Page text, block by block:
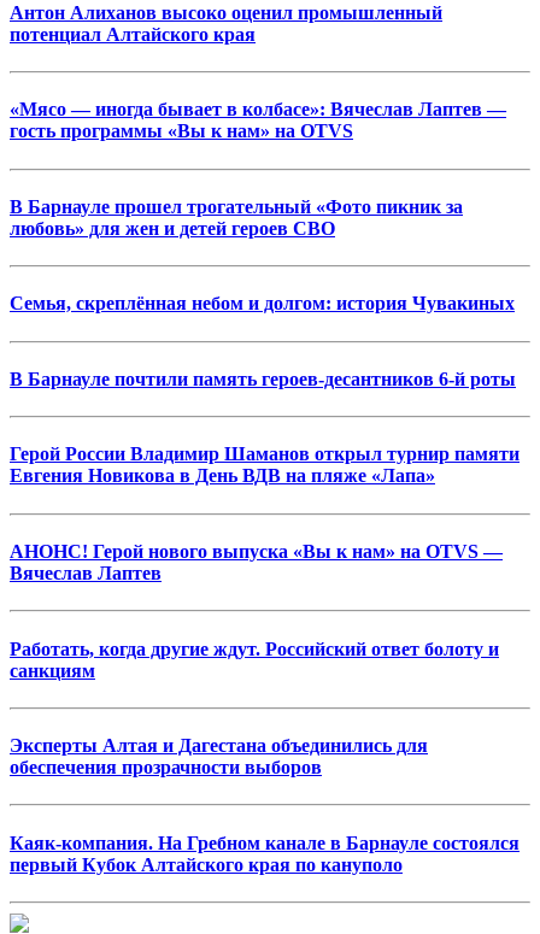
Антон Алиханов высоко оценил промышленный
потенциал Алтайского края
«Мясо — иногда бывает в колбасе»: Вячеслав Лаптев —
гость программы «Вы к нам» на OTVS
В Барнауле прошел трогательный «Фото пикник за
любовь» для жен и детей героев СВО
Семья, скреплённая небом и долгом: история Чувакиных
В Барнауле почтили память героев-десантников 6-й роты
Герой России Владимир Шаманов открыл турнир памяти
Евгения Новикова в День ВДВ на пляже «Лапа»
АНОНС! Герой нового выпуска «Вы к нам» на OTVS —
Вячеслав Лаптев
Работать, когда другие ждут. Российский ответ болоту и
санкциям
Эксперты Алтая и Дагестана объединились для
обеспечения прозрачности выборов
Каяк-компания. На Гребном канале в Барнауле состоялся
первый Кубок Алтайского края по кануполо